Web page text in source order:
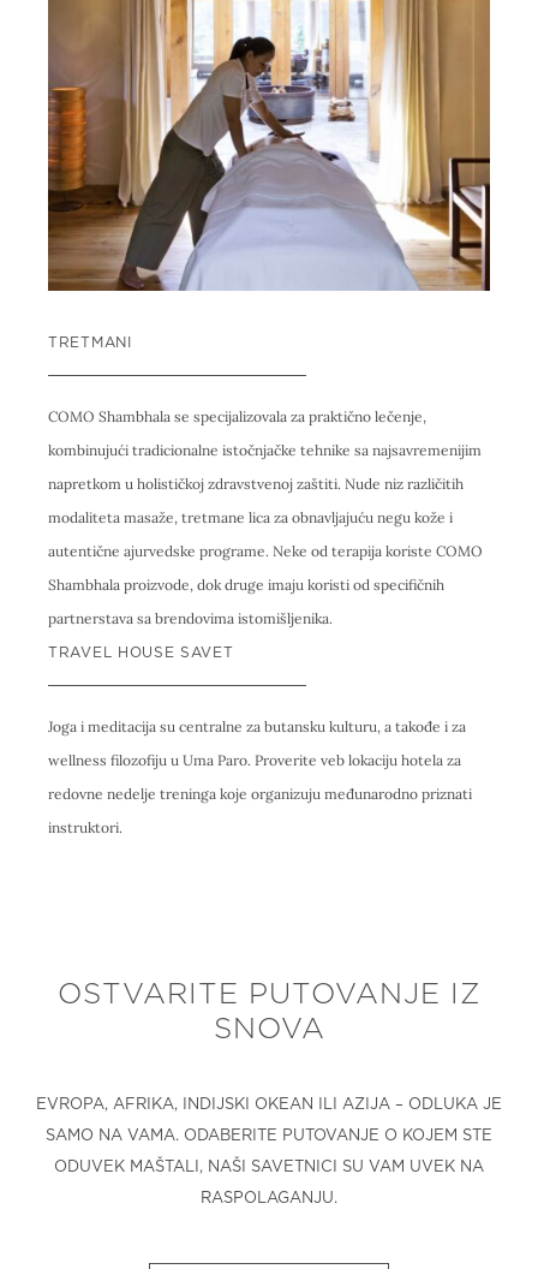
TRETMANI
COMO Shambhala se specijalizovala za praktično lečenje,
kombinujući tradicionalne istočnjačke tehnike sa najsavremenijim
napretkom u holističkoj zdravstvenoj zaštiti. Nude niz različitih
modaliteta masaže, tretmane lica za obnavljajuću negu kože i
autentične ajurvedske programe. Neke od terapija koriste COMO
Shambhala proizvode, dok druge imaju koristi od specifičnih
partnerstava sa brendovima istomišljenika.
TRAVEL HOUSE SAVET
Joga i meditacija su centralne za butansku kulturu, a takođe i za
wellness filozofiju u Uma Paro. Proverite veb lokaciju hotela za
redovne nedelje treninga koje organizuju međunarodno priznati
instruktori.
OSTVARITE PUTOVANJE IZ
SNOVA
EVROPA, AFRIKA, INDIJSKI OKEAN ILI AZIJA – ODLUKA JE
SAMO NA VAMA. ODABERITE PUTOVANJE O KOJEM STE
ODUVEK MAŠTALI, NAŠI SAVETNICI SU VAM UVEK NA
RASPOLAGANJU.